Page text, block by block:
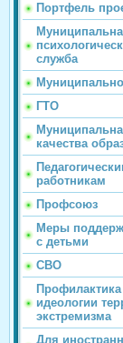
Портфель
служба
ГТО
качества
работникам
Профсоюз
Меры
с детьми
СВО
Профилактика
идеологии
экстремизма
Для